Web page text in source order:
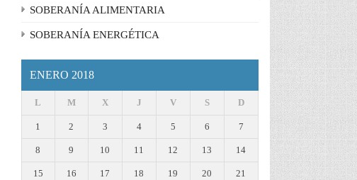
SOBERANÍA ALIMENTARIA
SOBERANÍA ENERGÉTICA
ENERO 2018
L M X J V S D
1 2 3 4 5 6 7
8 9 10 11 12 13 14
15 16 17 18 19 20 21